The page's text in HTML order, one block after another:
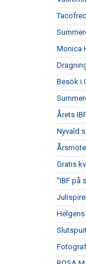
Monica
Besök i
Årets
Nyvald
Gratis
"IBF på